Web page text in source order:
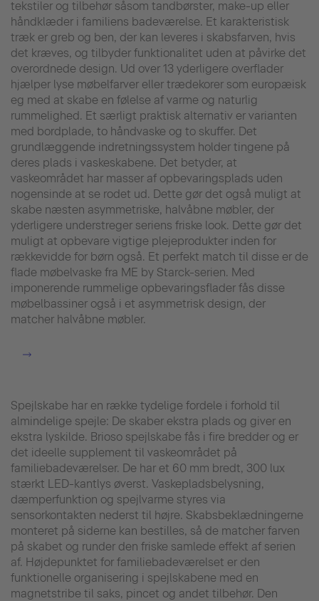
tekstiler og tilbehør såsom tandbørster, make-up eller
håndklæder i familiens badeværelse. Et karakteristisk
træk er greb og ben, der kan leveres i skabsfarven, hvis
det kræves, og tilbyder funktionalitet uden at påvirke det
overordnede design. Ud over 13 yderligere overflader
hjælper lyse møbelfarver eller trædekorer som europæisk
eg med at skabe en følelse af varme og naturlig
rummelighed. Et særligt praktisk alternativ er varianten
med bordplade, to håndvaske og to skuffer. Det
grundlæggende indretningssystem holder tingene på
deres plads i vaskeskabene. Det betyder, at
vaskeområdet har masser af opbevaringsplads uden
nogensinde at se rodet ud. Dette gør det også muligt at
skabe næsten asymmetriske, halvåbne møbler, der
yderligere understreger seriens friske look. Dette gør det
muligt at opbevare vigtige plejeprodukter inden for
rækkevidde for børn også. Et perfekt match til disse er de
flade møbelvaske fra ME by Starck-serien. Med
imponerende rummelige opbevaringsflader fås disse
møbelbassiner også i et asymmetrisk design, der
matcher halvåbne møbler.
Spejlskabe har en række tydelige fordele i forhold til
almindelige spejle: De skaber ekstra plads og giver en
ekstra lyskilde. Brioso spejlskabe fås i fire bredder og er
det ideelle supplement til vaskeområdet på
familiebadeværelser. De har et 60 mm bredt, 300 lux
stærkt LED-kantlys øverst. Vaskepladsbelysning,
dæmperfunktion og spejlvarme styres via
sensorkontakten nederst til højre. Skabsbeklædningerne
monteret på siderne kan bestilles, så de matcher farven
på skabet og runder den friske samlede effekt af serien
af. Højdepunktet for familiebadeværelset er den
funktionelle organisering i spejlskabene med en
magnetstribe til saks, pincet og andet tilbehør. Den